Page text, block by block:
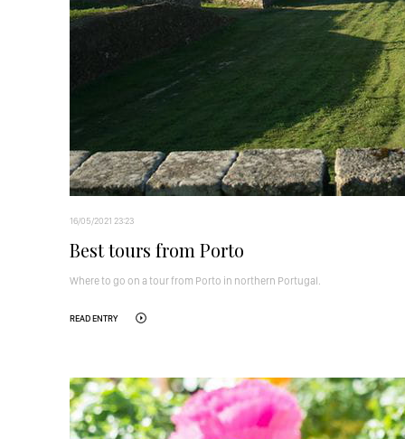
16/05/2021 23:23
Best tours from Porto
Where to go on a tour from Porto in northern Portugal.
READ ENTRY